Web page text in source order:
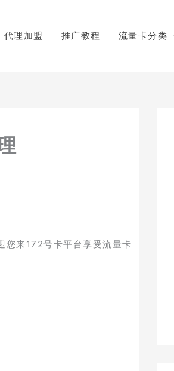
代理加盟 推广教程 流量卡分类
您来172号卡平台享受流量卡